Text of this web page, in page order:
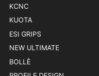
KCNC
KUOTA
ESI GRIPS
NEW ULTIMATE
BOLLÈ